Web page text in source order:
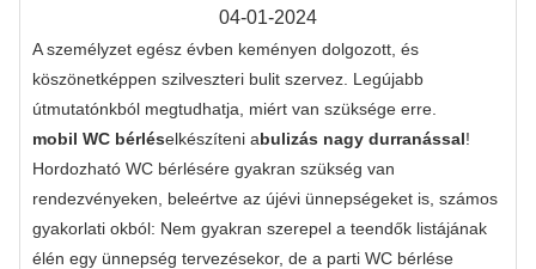
04-01-2024
A személyzet egész évben keményen dolgozott, és
köszönetképpen szilveszteri bulit szervez. Legújabb
útmutatónkból megtudhatja, miért van szüksége erre.
mobil WC bérléselkészíteni abulizás nagy durranással!
Hordozható WC bérlésére gyakran szükség van
rendezvényeken, beleértve az újévi ünnepségeket is, számos
gyakorlati okból: Nem gyakran szerepel a teendők listájának
élén egy ünnepség tervezésekor, de a parti WC bérlése